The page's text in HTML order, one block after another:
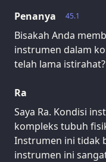
45.1
Penanya
Bisakah Anda
instrumen dalam
telah lama istirahat?
Ra
Saya Ra. Kondisi
kompleks tubuh
Instrumen ini tidak
instrumen ini